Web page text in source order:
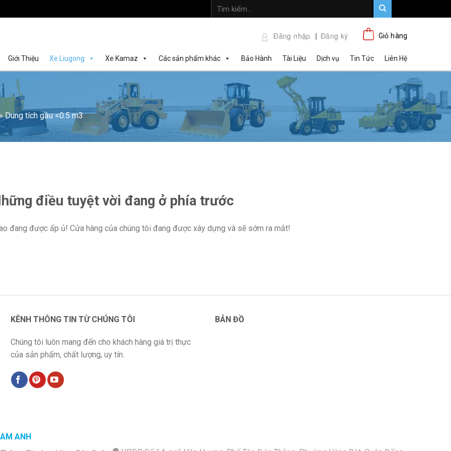
kiếm:
Đăng nhập Đăng ký Giỏ hàng
Giới Thiệu Xe Liugong Xe Kamaz Các sản phẩm khác Bảo Hành Tài Liệu Dịch vụ Tin Tức Liên Hệ
Dung tích gầu <0.5 m3
điều tuyệt vời đang ở phía trước
đang được ấp ủ! Cửa hàng của chúng tôi đang được xây dựng và sẽ sớm ra mắt!
KÊNH THÔNG TIN TỪ CHÚNG TÔI
Chúng tôi luôn mang đến cho khách hàng giá trị thực
của sản phẩm, chất lượng, uy tín.
BẢN ĐỒ
ANH